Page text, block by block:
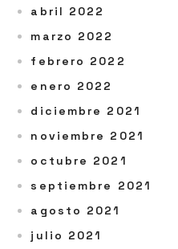
abril 2022
marzo 2022
febrero 2022
enero 2022
diciembre 2021
noviembre 2021
octubre 2021
septiembre 2021
agosto 2021
julio 2021